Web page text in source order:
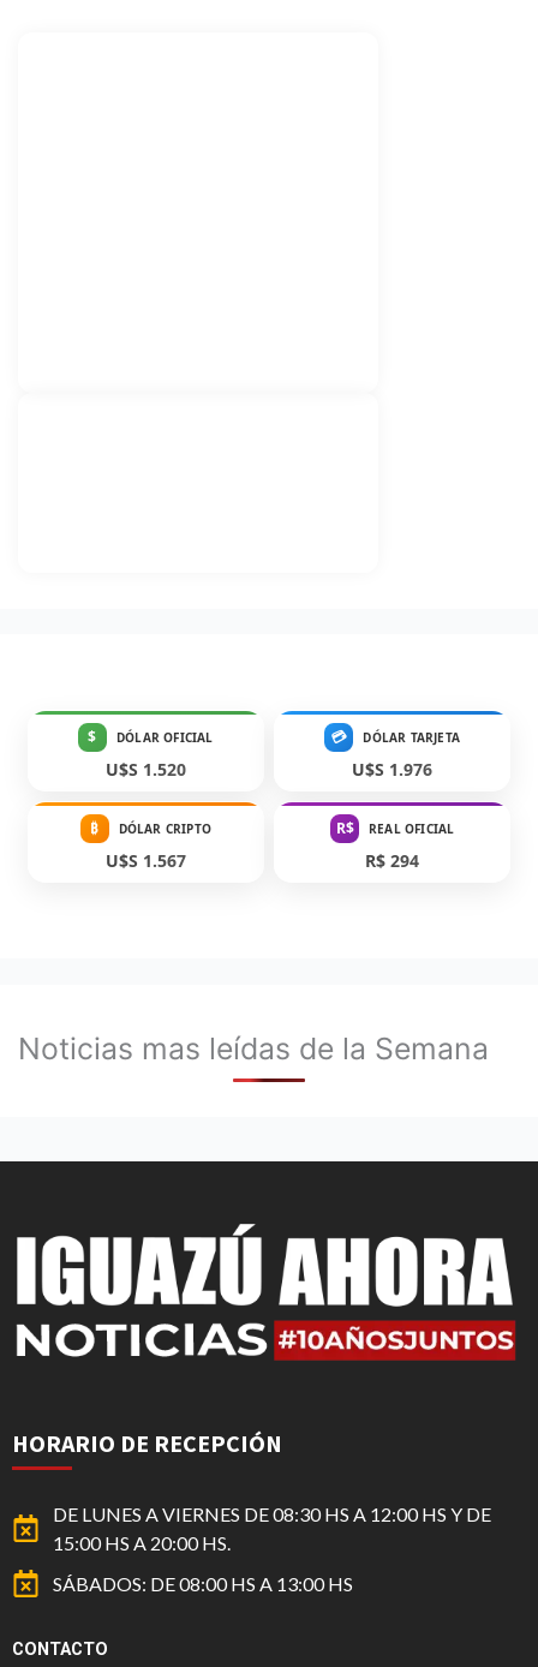
$ DÓLAR OFICIAL
U$S 1.520
💳 DÓLAR TARJETA
U$S 1.976
₿ DÓLAR CRIPTO
U$S 1.567
R$ REAL OFICIAL
R$ 294
Noticias mas leídas de la Semana
HORARIO DE RECEPCIÓN
DE LUNES A VIERNES DE 08:30 HS A 12:00 HS Y DE
15:00 HS A 20:00 HS.
SÁBADOS: DE 08:00 HS A 13:00 HS
CONTACTO